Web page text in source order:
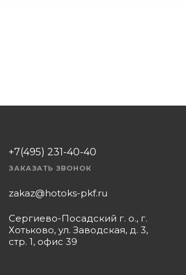
+7(495) 231-40-40
ЗАКАЗАТЬ ЗВОНОК
zakaz@hotoks-pkf.ru
Сергиево-Посадский г. о., г.
Хотьково, ул. Заводская, д. 3,
стр. 1, офис 39